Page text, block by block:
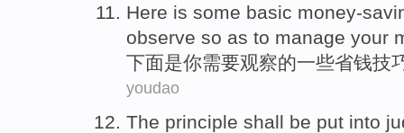
Here is some basic money-
observe so as to manage your
下面是你需要观察的一些省钱技
youdao
The principle shall be put into